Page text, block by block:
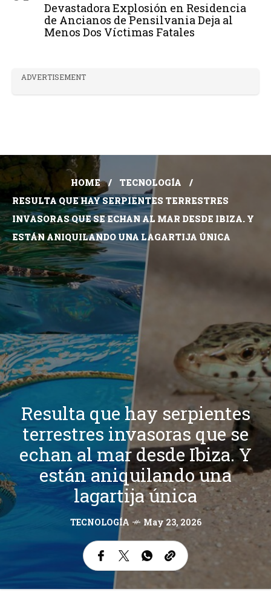
Devastadora Explosión en Residencia
de Ancianos de Pensilvania Deja al
Menos Dos Víctimas Fatales
ADVERTISEMENT
HOME
TECNOLOGÍA
RESULTA QUE HAY SERPIENTES TERRESTRES
INVASORAS QUE SE ECHAN AL MAR DESDE IBIZA. Y
ESTÁN ANIQUILANDO UNA LAGARTIJA ÚNICA
Resulta que hay serpientes
terrestres invasoras que se
echan al mar desde Ibiza. Y
están aniquilando una
lagartija única
TECNOLOGÍA May 23, 2026